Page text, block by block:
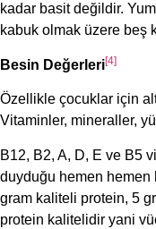
kadar basit değildir.
kabuk olmak üzere beş
Besin Değerleri[4]
Özellikle çocuklar için
Vitaminler, mineraller,
B12, B2, A, D, E ve B5
duyduğu hemen hemen
gram kaliteli protein, 5
protein kalitelidir yani